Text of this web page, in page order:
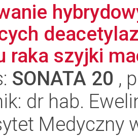
raka szyjki
SONATA 20 ,
dr hab.
Medyczny